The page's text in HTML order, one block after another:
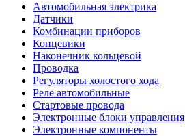
Автомобильная электрика
Датчики
Комбинации приборов
Концевики
Наконечник кольцевой
Проводка
Регуляторы холостого хода
Реле автомобильные
Стартовые провода
Электронные блоки управления
Электронные компоненты